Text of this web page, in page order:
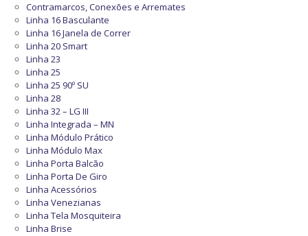
Contramarcos, Conexões e Arremates
Linha 16 Basculante
Linha 16 Janela de Correr
Linha 20 Smart
Linha 23
Linha 25
Linha 25 90º SU
Linha 28
Linha 32 – LG III
Linha Integrada – MN
Linha Módulo Prático
Linha Módulo Max
Linha Porta Balcão
Linha Porta De Giro
Linha Acessórios
Linha Venezianas
Linha Tela Mosquiteira
Linha Brise